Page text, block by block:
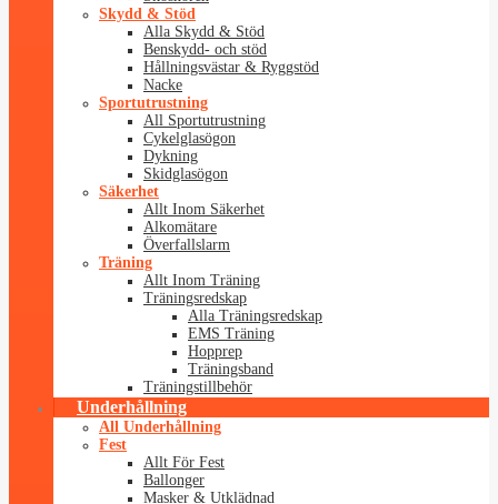
Skydd & Stöd
Alla Skydd & Stöd
Benskydd- och stöd
Hållningsvästar & Ryggstöd
Nacke
Sportutrustning
All Sportutrustning
Cykelglasögon
Dykning
Skidglasögon
Säkerhet
Allt Inom Säkerhet
Alkomätare
Överfallslarm
Träning
Allt Inom Träning
Träningsredskap
Alla Träningsredskap
EMS Träning
Hopprep
Träningsband
Träningstillbehör
Underhållning
All Underhållning
Fest
Allt För Fest
Ballonger
Masker & Utklädnad